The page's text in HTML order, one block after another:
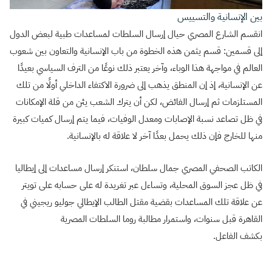
بين الإنسانية والتسييس
انقسم الشارع المصري حيال إرسال السلطات لمساعدات طبية لبعض الدول
إلى قسمين: قسم يثمن هذه الخطوة من باب الإنسانية والتعاون بين شعوب
العالم في مواجهة هذا الوباء، وآخر يعتبر ذلك نوعًا من الترف السياسي بعيدًا
عن الإنسانية، إذ إن المنطق يذهب إلى ضرورة الاكتفاء الداخلي أولًا من تلك
المستلزمات ثم إرسال الفائض، لكن أن يترك الشعب يئن من قلة الإمكانات
في ظل تصاعد نسبة الإصابات ومعدل الوفيات، فيما يتم إرسال كميات كبيرة
منها للخارج فإن ذلك يحمل بعدًا آخر لا علاقة له بالإنسانية.
الكاتب الصحفي المصري جمال سلطان، استنكر إرسال مساعدات إلى إيطاليا
في ظل عجز السوق المحلية، وتساءل عبر تغريدة له على حسابه على تويتر
عن علاقة تلك المساعدات بقضية مقتل الطالب الإيطالي جوليو ريجيني في
القاهرة قبل سنوات، واستمرار مطالبة روما السلطات المصرية
بكشف الفاعل.